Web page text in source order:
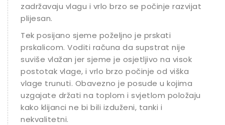
zadržavaju vlagu i vrlo brzo se počinje razvijati
plijesan.
Tek posijano sjeme poželjno je prskati
prskalicom. Voditi računa da supstrat nije
suviše vlažan jer sjeme je osjetljivo na visok
postotak vlage, i vrlo brzo počinje od viška
vlage trunuti. Obavezno je posude u kojima
uzgajate držati na toplom i svjetlom položaju
kako klijanci ne bi bili izduženi, tanki i
nekvalitetni.